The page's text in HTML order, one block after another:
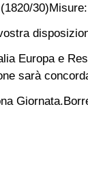
30)
Europa e
sarà
Giornata.